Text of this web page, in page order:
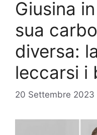
Giusina
sua
diversa:
leccarsi i
20 Settembre 2023